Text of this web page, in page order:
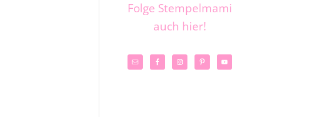
Folge Stempelmami
auch hier!